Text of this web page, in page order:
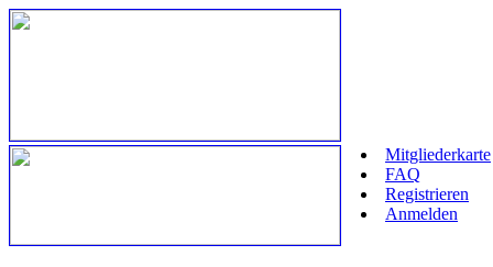
Mitgliederkarte
FAQ
Registrieren
Anmelden